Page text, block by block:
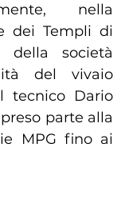
nella
dei Templi di
società
del vivaio
tecnico Dario
parte alla
MPG fino ai